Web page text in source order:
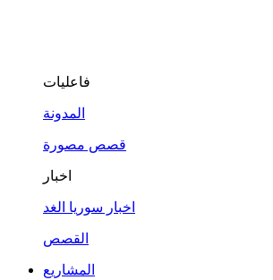
فاعليات
المدونة
قصص مصورة
اخبار
اخبار سوريا الغد
القصص
المشاريع